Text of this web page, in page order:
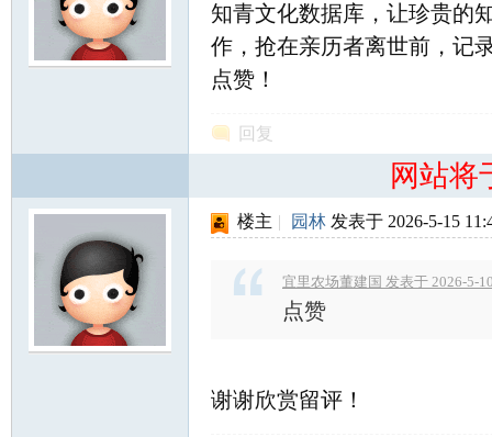
知青文化数据库，让珍贵的
作，抢在亲历者离世前，记
点赞！
回复
网站将
楼主 | 园林 发表于 2026-5-15
宜里农场董建国 发表于 2026-5-
点赞
谢谢欣赏留评！